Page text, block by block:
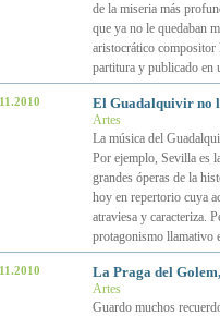
de la miseria más
que ya no le quedaban
aristocrático
partitura y publicado en
El Guadalquivir no
Artes
La música del
Por ejemplo, Sevilla es
grandes óperas de la
hoy en repertorio cuya
atraviesa y caracteriza.
protagonismo llamativo
La Praga del
Artes
Guardo muchos